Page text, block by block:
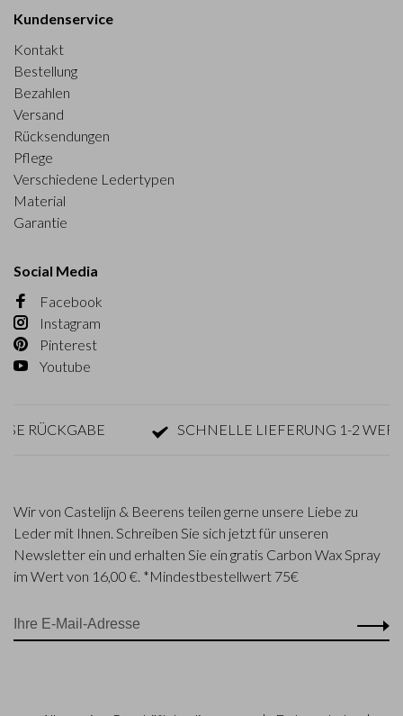
Kundenservice
Kontakt
Bestellung
Bezahlen
Versand
Rücksendungen
Pflege
Verschiedene Ledertypen
Material
Garantie
Social Media
Facebook
Instagram
Pinterest
Youtube
SCHNELLE LIEFERUNG 1-2
Wir von Castelijn & Beerens teilen gerne unsere Liebe zu
Leder mit Ihnen. Schreiben Sie sich jetzt für unseren
Newsletter ein und erhalten Sie ein gratis Carbon Wax Spray
im Wert von 16,00 €. *Mindestbestellwert 75€